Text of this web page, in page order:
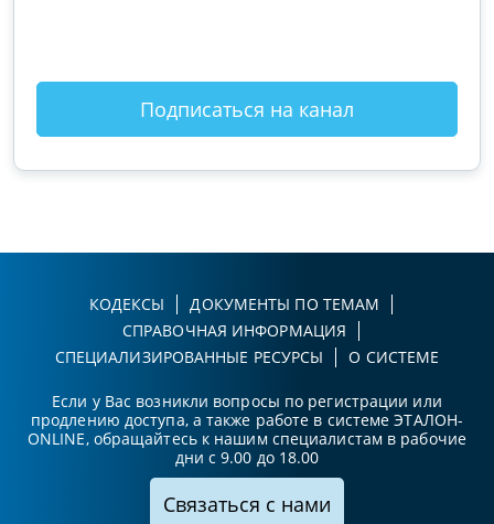
Подписаться на канал
КОДЕКСЫ
ДОКУМЕНТЫ ПО ТЕМАМ
СПРАВОЧНАЯ ИНФОРМАЦИЯ
СПЕЦИАЛИЗИРОВАННЫЕ РЕСУРСЫ
О СИСТЕМЕ
Если у Вас возникли вопросы по регистрации или
продлению доступа, а также работе в системе ЭТАЛОН-
ONLINE, обращайтесь к нашим специалистам в рабочие
дни с 9.00 до 18.00
Связаться с нами